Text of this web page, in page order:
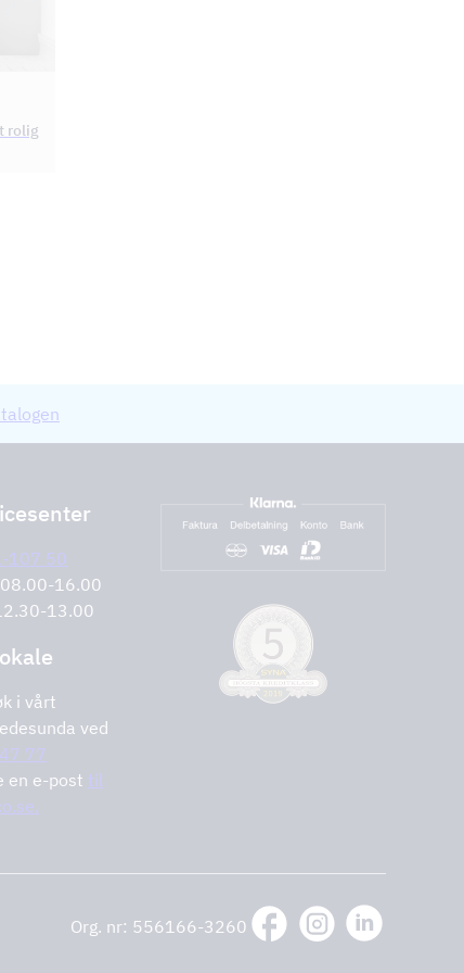
rolig
107 50
16.00
13.00
i vårt
ved
77
en e-post til
Org. nr: 556166-3260